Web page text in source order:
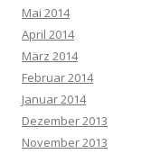
Mai 2014
April 2014
März 2014
Februar 2014
Januar 2014
Dezember 2013
November 2013